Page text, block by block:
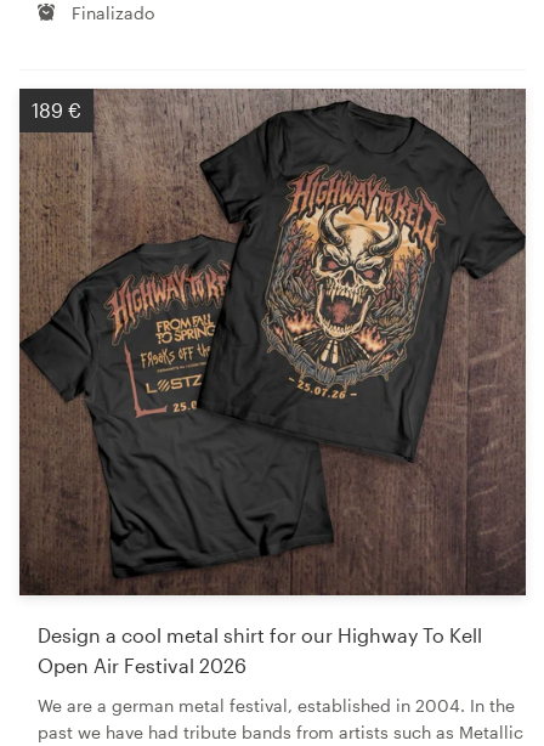
Finalizado
189 €
Design a cool metal shirt for our Highway To Kell
Open Air Festival 2026
We are a german metal festival, established in 2004. In the
past we have had tribute bands from artists such as Metallic